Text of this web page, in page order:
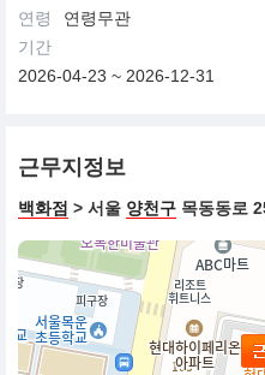
연령
연령무관
기간
2026-04-23 ~ 2026-12-31
근무지정보
백화점 > 서울 양천구 목동동로